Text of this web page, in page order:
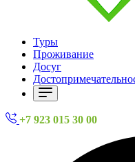
Туры
Проживание
Досуг
+7 923 015 30 00